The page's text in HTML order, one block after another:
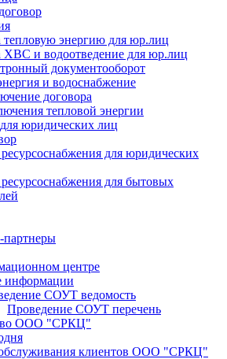
тепловую энергию для юр.лиц
ХВС и водоотведение для юр.лиц
документооборот
и водоснабжение
договора
тепловой энергии
юридических лиц
для юридических
для бытовых
центре
информации
СОУТ ведомость
Проведение СОУТ перечень
ООО "СРКЦ"
клиентов ООО "СРКЦ"